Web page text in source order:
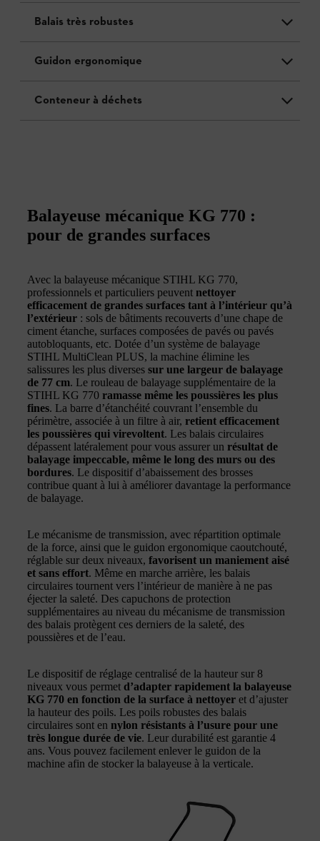
Balais très robustes
Guidon ergonomique
Conteneur à déchets
Balayeuse mécanique KG 770 :
pour de grandes surfaces
Avec la balayeuse mécanique STIHL KG 770,
professionnels et particuliers peuvent nettoyer
efficacement de grandes surfaces tant à l’intérieur qu’à
l’extérieur : sols de bâtiments recouverts d’une chape de
ciment étanche, surfaces composées de pavés ou pavés
autobloquants, etc. Dotée d’un système de balayage
STIHL MultiClean PLUS, la machine élimine les
salissures les plus diverses sur une largeur de balayage
de 77 cm. Le rouleau de balayage supplémentaire de la
STIHL KG 770 ramasse même les poussières les plus
fines. La barre d’étanchéité couvrant l’ensemble du
périmètre, associée à un filtre à air, retient efficacement
les poussières qui virevoltent. Les balais circulaires
dépassent latéralement pour vous assurer un résultat de
balayage impeccable, même le long des murs ou des
bordures. Le dispositif d’abaissement des brosses
contribue quant à lui à améliorer davantage la performance
de balayage.
Le mécanisme de transmission, avec répartition optimale
de la force, ainsi que le guidon ergonomique caoutchouté,
réglable sur deux niveaux, favorisent un maniement aisé
et sans effort. Même en marche arrière, les balais
circulaires tournent vers l’intérieur de manière à ne pas
éjecter la saleté. Des capuchons de protection
supplémentaires au niveau du mécanisme de transmission
des balais protègent ces derniers de la saleté, des
poussières et de l’eau.
Le dispositif de réglage centralisé de la hauteur sur 8
niveaux vous permet d’adapter rapidement la balayeuse
KG 770 en fonction de la surface à nettoyer et d’ajuster
la hauteur des poils. Les poils robustes des balais
circulaires sont en nylon résistants à l’usure pour une
très longue durée de vie. Leur durabilité est garantie 4
ans. Vous pouvez facilement enlever le guidon de la
machine afin de stocker la balayeuse à la verticale.